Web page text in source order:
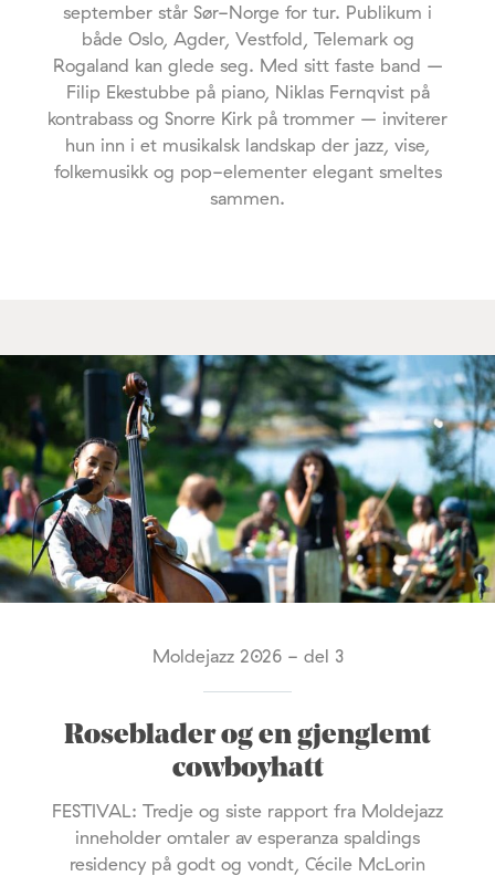
september står Sør-Norge for tur. Publikum i
både Oslo, Agder, Vestfold, Telemark og
Rogaland kan glede seg. Med sitt faste band –
Filip Ekestubbe på piano, Niklas Fernqvist på
kontrabass og Snorre Kirk på trommer – inviterer
hun inn i et musikalsk landskap der jazz, vise,
folkemusikk og pop-elementer elegant smeltes
sammen.
Moldejazz 2026 - del 3
Roseblader og en gjenglemt
cowboyhatt
FESTIVAL: Tredje og siste rapport fra Moldejazz
inneholder omtaler av esperanza spaldings
residency på godt og vondt, Cécile McLorin